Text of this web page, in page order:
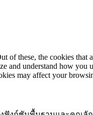
these, the cookies that
and understand how
may affect your